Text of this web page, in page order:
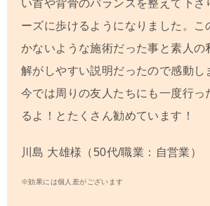
い首や背骨のバランスを整えて下さ
ーズに歩けるようになりました。こ
かないような施術だった事と素人の
解がしやすい説明だったので感動し
今では周りの友人たちにも一度行っ
るよ！とたくさん勧めています！
川島 大雄様（50代/職業：自営業）
※効果には個人差がございます